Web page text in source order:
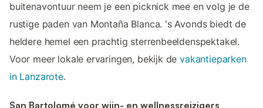
buitenavontuur neem je een picknick mee en volg je de
rustige paden van Montaña Blanca. 's Avonds biedt de
heldere hemel een prachtig sterrenbeeldenspektakel.
Voor meer lokale ervaringen, bekijk devakantieparken
in Lanzarote.
San Bartolomé voor wijn- en wellnessreizigers